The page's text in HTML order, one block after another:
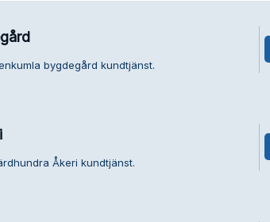
bygdegård kundtjänst.
Åkeri kundtjänst.